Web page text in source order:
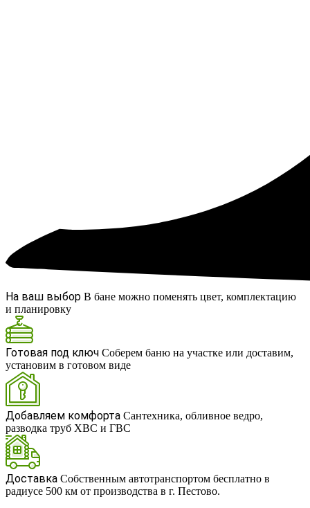
На ваш выбор В бане можно поменять цвет, комплектацию
и планировку
Готовая под ключ Соберем баню на участке или доставим,
установим в готовом виде
Добавляем комфорта Сантехника, обливное ведро,
разводка труб ХВС и ГВС
Доставка Собственным автотранспортом бесплатно в
радиусе 500 км от производства в г. Пестово.